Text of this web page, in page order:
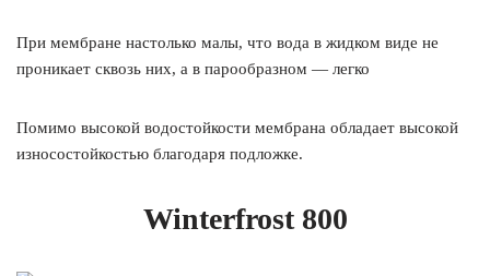
При мембране настолько малы, что вода в жидком виде не
проникает сквозь них, а в парообразном — легко
Помимо высокой водостойкости мембрана обладает высокой
износостойкостью благодаря подложке.
Winterfrost 800